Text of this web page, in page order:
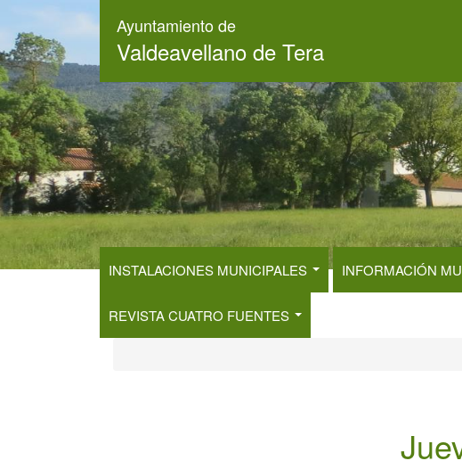
contenido
principal
Ayuntamiento de
Valdeavellano de Tera
INSTALACIONES MUNICIPALES INFORMACIÓN
REVISTA CUATRO FUENTES